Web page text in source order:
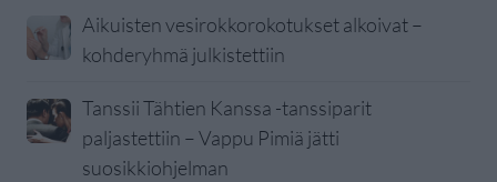
Aikuisten vesirokkorokotukset alkoivat –
kohderyhmä julkistettiin
Tanssii Tähtien Kanssa -tanssiparit
paljastettiin – Vappu Pimiä jätti
suosikkiohjelman